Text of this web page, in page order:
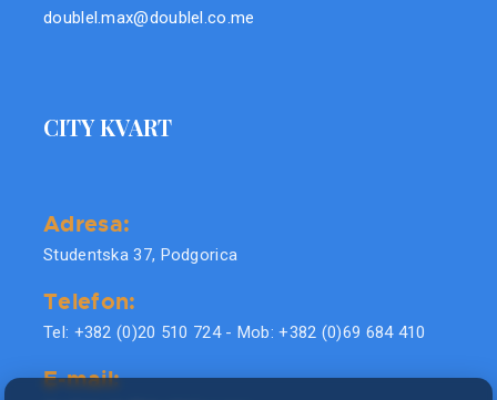
doublel.max@doublel.co.me
CITY KVART
Adresa:
Studentska 37, Podgorica
Telefon:
Tel: +382 (0)20 510 724 - Mob: +382 (0)69 684 410
E-mail: